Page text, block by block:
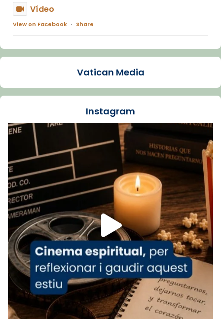
Vídeo
View on Facebook · Share
Arquebisbat de Barcelona
La Carmina va patir depressió. Fa gairebé
dos mesos, a l'Estadi Lluís Companys, la
Recupera l'entrevista comp
Vatican
tican News 👇
www.vaticannews.va/es/iglesia/news/2026-
07/carmina-historia-depresion-papa-viaje-
espana-testimoni...
Foto
View on Facebook · Share
Arquebisbat de Barcelona
2 weeks ago
«Avui les santes Juliana i Semproniana ens
ajuden a alçar la mirada»
Mons. Sergi Gordo, bisbe de Tortosa, ha
presidit aquest 27 de juliol la missa de Les
Vatican Media
Instagram